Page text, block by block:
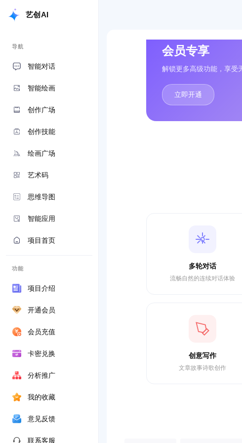
艺创AI
导航
智能对话
智能绘画
创作广场
创作技能
绘画广场
艺术码
思维导图
智能应用
项目首页
功能
项目介绍
开通会员
会员充值
卡密兑换
分析推广
我的收藏
意见反馈
联系客服
会员专享
解锁更多高级功能，享受
立即开通
多轮对话
流畅自然的连续对话体验
创意写作
文章故事诗歌创作